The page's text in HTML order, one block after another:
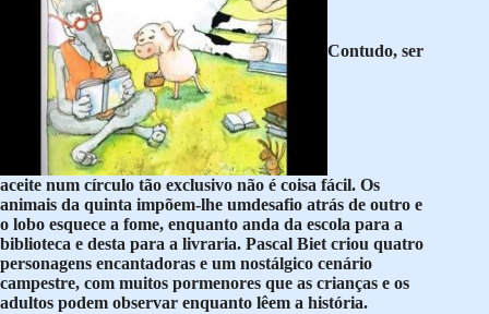
Contudo, ser
aceite num círculo tão exclusivo não é coisa fácil. Os
animais da quinta impõem-lhe umdesafio atrás de outro e
o lobo esquece a fome, enquanto anda da escola para a
biblioteca e desta para a livraria. Pascal Biet criou quatro
personagens encantadoras e um nostálgico cenário
campestre, com muitos pormenores que as crianças e os
adultos podem observar enquanto lêem a história.